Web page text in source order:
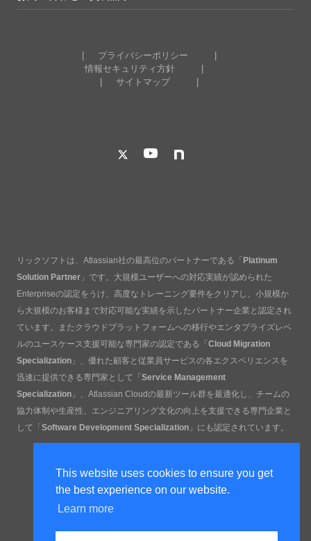
This website uses cookies to ensure you get
the best experience on our website.
Learn more
プライバシーポリシー
情報セキュリティ方針
サイトマップ
リックソフトは、Atlassian社の最高位のパートナーである「Platinum
Solution Partner 」です。大規模ユーザーへの対応実績が認められた
Enterpriseの認定をうけ、高度なトレーニング要件をクリアし、小規模か
ら大規模のお客様まで対応可能な実績を示したパートナー企業と認定され
ています。またクラウドプラットフォームへの移行やエンタプライズレベ
ルのユースケース支援可能な専門家の認定である「Cloud Migration
Specialization 」、優れた顧客と従業員サービスの各エクスペリエンスを
迅速に提供できる専門家として「Service Management
Specialization 」、Atlassian Cloudの最新ツール群を最適化し、チームの
協力体制や生産性、エンジニアリング文化の向上を支援できる専門企業と
して「Software Development Specialization 」にも認定されています。